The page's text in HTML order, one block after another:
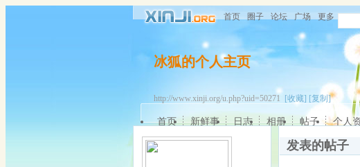
首页 圈子 论坛 广场 更多
冰狐的个人主页
http://www.xinji.org/u.php?uid=50271 [收藏] [复制]
首页 新鲜事 日志 相册 帖子 个人
发表的帖子